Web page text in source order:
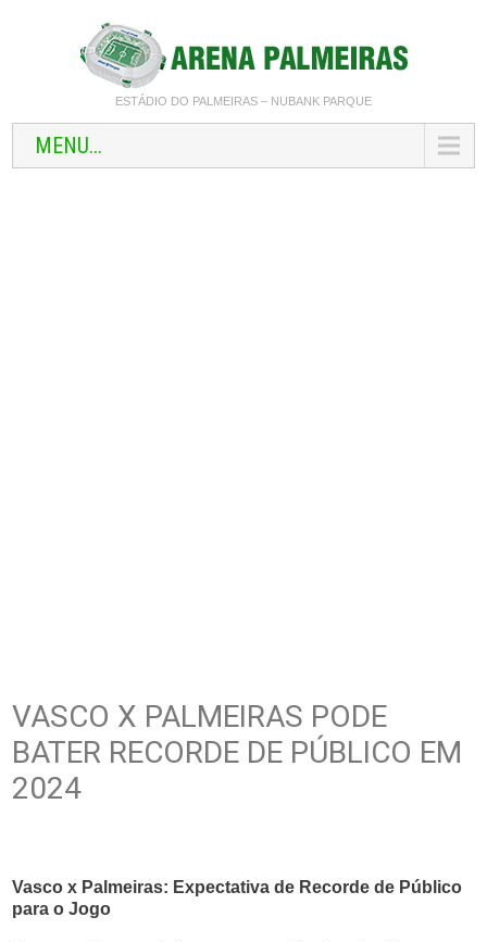
ESTÁDIO DO PALMEIRAS – NUBANK PARQUE
MENU...
VASCO X PALMEIRAS PODE
BATER RECORDE DE PÚBLICO EM
2024
Vasco x Palmeiras: Expectativa de Recorde de Público
para o Jogo